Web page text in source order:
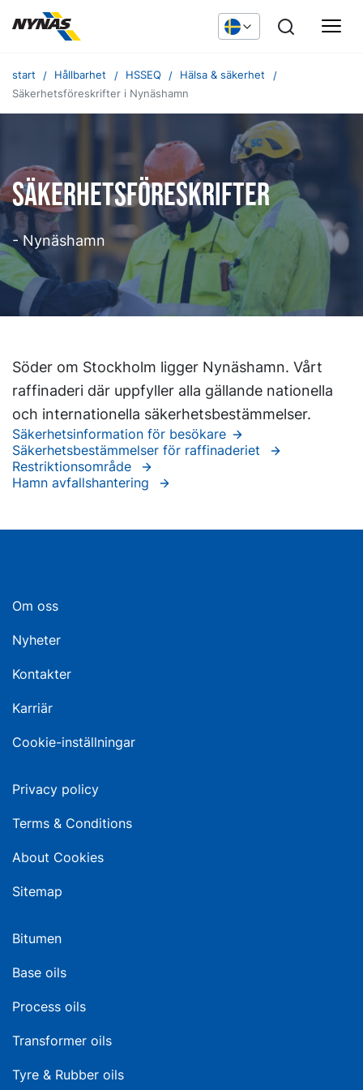
start Hållbarhet HSSEQ
Hälsa & säkerhet
Säkerhetsföreskrifter i Nynäshamn
Säkerhetsföreskrifter
- Nynäshamn
Söder om Stockholm ligger Nynäshamn. Vårt
raffinaderi där uppfyller alla gällande nationella
och internationella säkerhetsbestämmelser.
Säkerhetsinformation för besökare
Säkerhetsbestämmelser för raffinaderiet
Restriktionsområde
Hamn avfallshantering
Om oss
Nyheter
Kontakter
Karriär
Cookie-inställningar
Privacy policy
Terms & Conditions
About Cookies
Sitemap
Bitumen
Base oils
Process oils
Transformer oils
Tyre & Rubber oils